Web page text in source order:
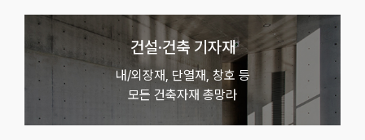
건설·건축 기자재
내/외장재, 단열재, 창호 등
모든 건축자재 총망라